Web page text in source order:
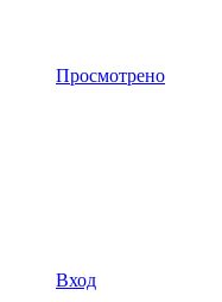
Просмотрено
Вход